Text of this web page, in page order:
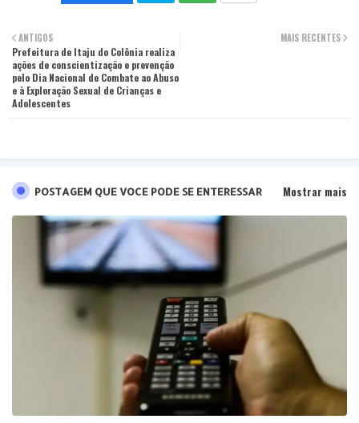
ter
MAIS RECENTES
ANTIGOS
Prefeitura de Itaju do Colônia realiza
ações de conscientização e prevenção
pelo Dia Nacional de Combate ao Abuso
e à Exploração Sexual de Crianças e
Adolescentes
POSTAGEM QUE VOCE PODE SE ENTERESSAR Mostrar mais